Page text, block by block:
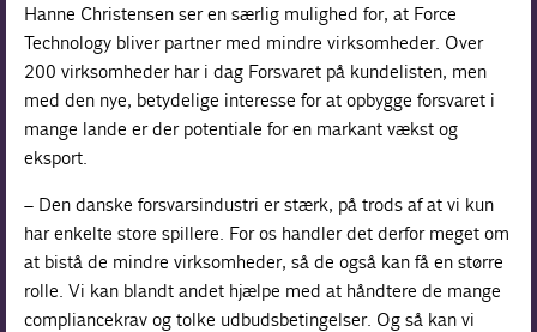
Hanne Christensen ser en særlig mulighed for, at Force
Technology bliver partner med mindre virksomheder. Over
200 virksomheder har i dag Forsvaret på kundelisten, men
med den nye, betydelige interesse for at opbygge forsvaret i
mange lande er der potentiale for en markant vækst og
eksport.
– Den danske forsvarsindustri er stærk, på trods af at vi kun
har enkelte store spillere. For os handler det derfor meget om
at bistå de mindre virksomheder, så de også kan få en større
rolle. Vi kan blandt andet hjælpe med at håndtere de mange
compliancekrav og tolke udbudsbetingelser. Og så kan vi